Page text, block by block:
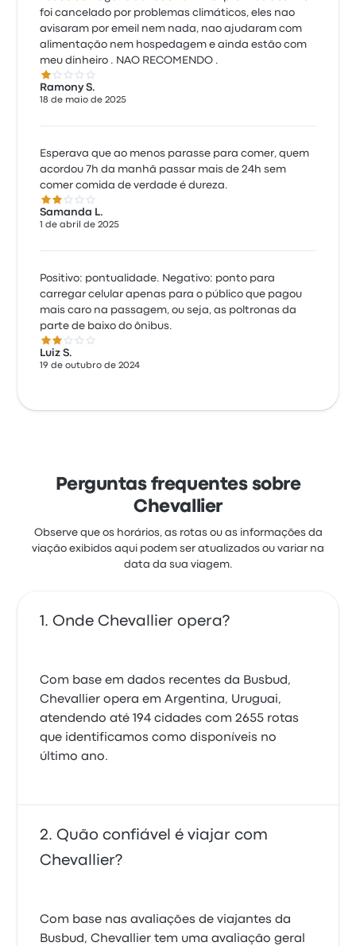
foi cancelado por problemas climáticos, eles nao
avisaram por emeil nem nada, nao ajudaram com
alimentação nem hospedagem e ainda estão com
meu dinheiro . NAO RECOMENDO .
1.0 de 5 estrelas
Ramony S.
18 de maio de 2025
Esperava que ao menos parasse para comer, quem
acordou 7h da manhã passar mais de 24h sem
comer comida de verdade é dureza.
2.0 de 5 estrelas
Samanda L.
1 de abril de 2025
Positivo: pontualidade. Negativo: ponto para
carregar celular apenas para o público que pagou
mais caro na passagem, ou seja, as poltronas da
parte de baixo do ônibus.
2.0 de 5 estrelas
Luiz S.
19 de outubro de 2024
Perguntas frequentes sobre
Chevallier
Observe que os horários, as rotas ou as informações da
viação exibidos aqui podem ser atualizados ou variar na
data da sua viagem.
Onde Chevallier opera?
Com base em dados recentes da Busbud,
Chevallier opera em Argentina, Uruguai,
atendendo até 194 cidades com 2655 rotas
que identificamos como disponíveis no
último ano.
Quão confiável é viajar com
Chevallier?
Com base nas avaliações de viajantes da
Busbud, Chevallier tem uma avaliação geral